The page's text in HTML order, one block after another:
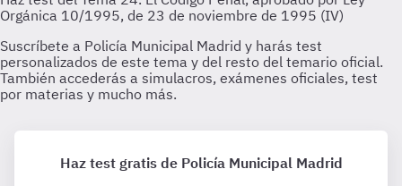
Haz test gratis de Policía Municipal Madrid